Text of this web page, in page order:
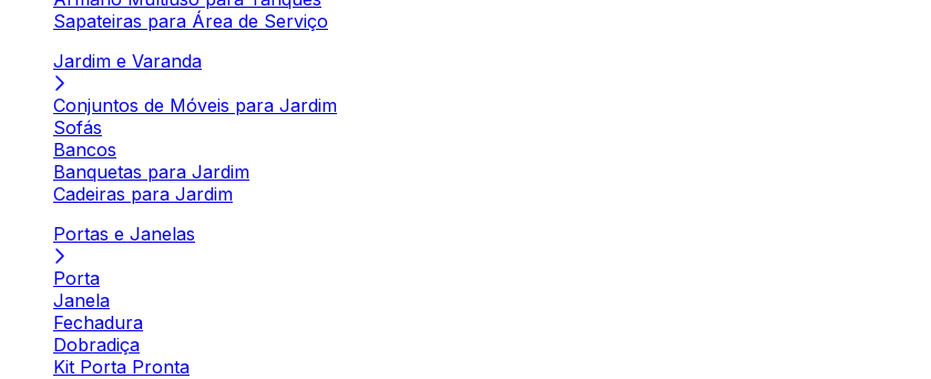
Sapateiras para Área de Serviço
Jardim e Varanda
Conjuntos de Móveis para Jardim
Sofás
Bancos
Banquetas para Jardim
Cadeiras para Jardim
Portas e Janelas
Porta
Janela
Fechadura
Dobradiça
Kit Porta Pronta